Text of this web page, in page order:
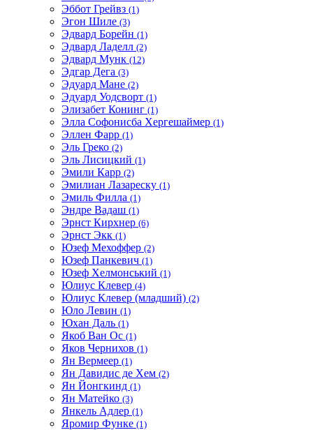
Эббот Грейвз (1)
Эгон Шиле (3)
Эдвард Борейн (1)
Эдвард Ладелл (2)
Эдвард Мунк (12)
Эдгар Дега (3)
Эдуард Мане (2)
Эдуард Уодсворт (1)
Элизабет Конинг (1)
Элла Софонисба Хергешаймер (1)
Эллен Фарр (1)
Эль Греко (2)
Эль Лисицкий (1)
Эмили Карр (2)
Эмилиан Лазареску (1)
Эмиль Филла (1)
Эндре Вадаш (1)
Эрнст Кирхнер (6)
Эрнст Экк (1)
Юзеф Мехоффер (2)
Юзеф Панкевич (1)
Юзеф Хелмонський (1)
Юлиус Клевер (4)
Юлиус Клевер (младший) (2)
Юло Левин (1)
Юхан Даль (1)
Якоб Ван Ос (1)
Яков Чернихов (1)
Ян Вермеер (1)
Ян Давидис де Хем (2)
Ян Йонгкинд (1)
Ян Матейко (3)
Янкель Адлер (1)
Яромир Функе (1)